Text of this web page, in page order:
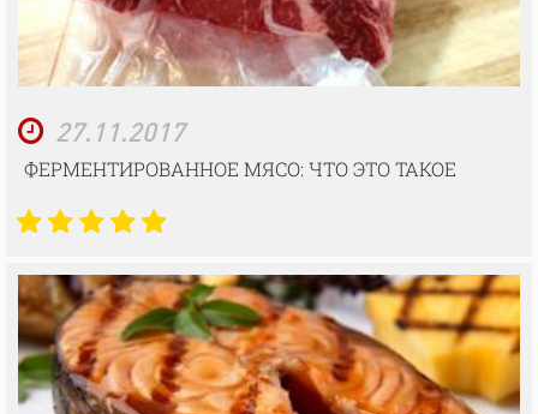
27.11.2017
ФЕРМЕНТИРОВАННОЕ МЯСО: ЧТО ЭТО ТАКОЕ